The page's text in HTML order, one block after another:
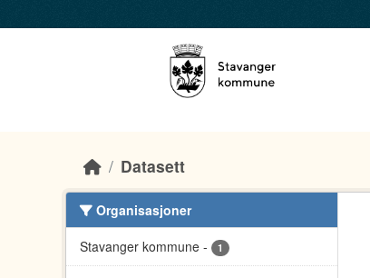
Datasett
Organisasjoner
Stavanger kommune - 1